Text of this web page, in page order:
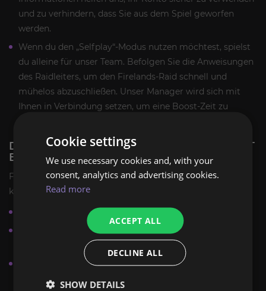
und zu verhindern, dass Sie aus dem Spiel geworfen
werden.
Wenn du den „Selfplay“-Modus nutzen möchtest, spielst
du alleine für unser Team. Befolgen Sie die Anweisungen
des Raidleiters, um den Firelands-Raid schnell und
mühelos abzuschließen. Unser Manager wird sich mit
Ihnen in Verbindung setzen, um eine Boost-Zeit zu
DIE FEUERLANDE ZEITWANDERUNG BOOST
BELOHNUNG
Für den Abschluss von Firelands im Timewalking-Modus
können Sie die folgenden Belohnungen verdienen:
Ausrüstung 389 ilvl und mehr;
Chance, einzigartige Haustiere und Transmog-
Gegenstände zu erhalten;
Chance auf die seltenen ReittiereSchwelendes Ei von
Millagazor
Cookie settings
We use necessary cookies and, with your
consent, analytics and advertising cookies.
Read more
ACCEPT ALL
DECLINE ALL
SHOW DETAILS